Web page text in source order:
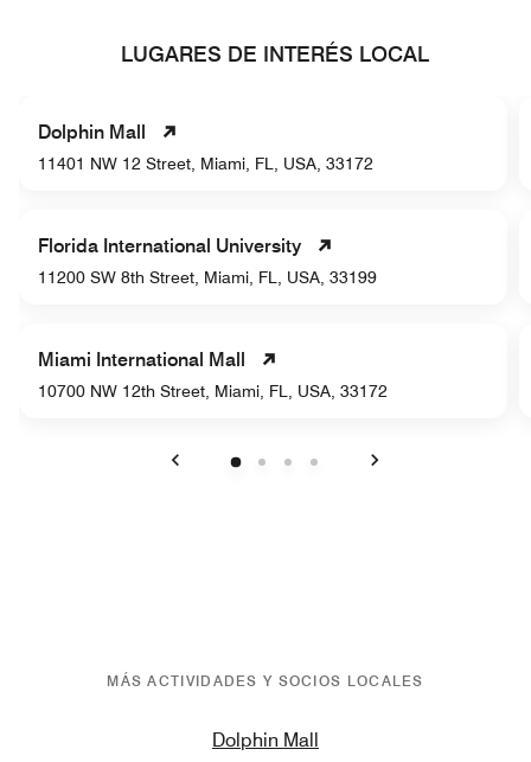
LUGARES DE INTERÉS LOCAL
Dolphin Mall
11401 NW 12 Street, Miami, FL, USA, 33172
Florida International University
11200 SW 8th Street, Miami, FL, USA, 33199
Miami International Mall
10700 NW 12th Street, Miami, FL, USA, 33172
MÁS ACTIVIDADES Y SOCIOS LOCALES
Dolphin Mall